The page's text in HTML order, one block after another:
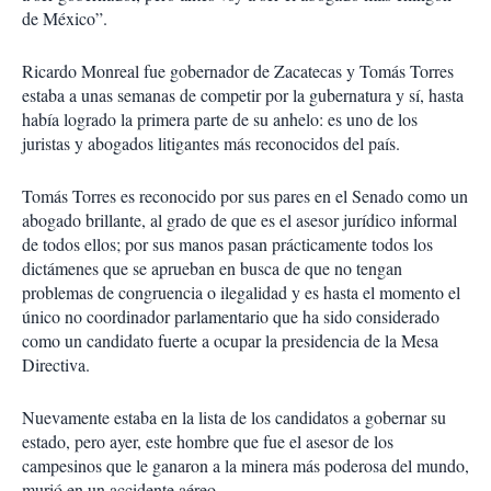
de México”.
Ricardo Monreal fue gobernador de Zacatecas y Tomás Torres
estaba a unas semanas de competir por la gubernatura y sí, hasta
había logrado la primera parte de su anhelo: es uno de los
juristas y abogados litigantes más reconocidos del país.
Tomás Torres es reconocido por sus pares en el Senado como un
abogado brillante, al grado de que es el asesor jurídico informal
de todos ellos; por sus manos pasan prácticamente todos los
dictámenes que se aprueban en busca de que no tengan
problemas de congruencia o ilegalidad y es hasta el momento el
único no coordinador parlamentario que ha sido considerado
como un candidato fuerte a ocupar la presidencia de la Mesa
Directiva.
Nuevamente estaba en la lista de los candidatos a gobernar su
estado, pero ayer, este hombre que fue el asesor de los
campesinos que le ganaron a la minera más poderosa del mundo,